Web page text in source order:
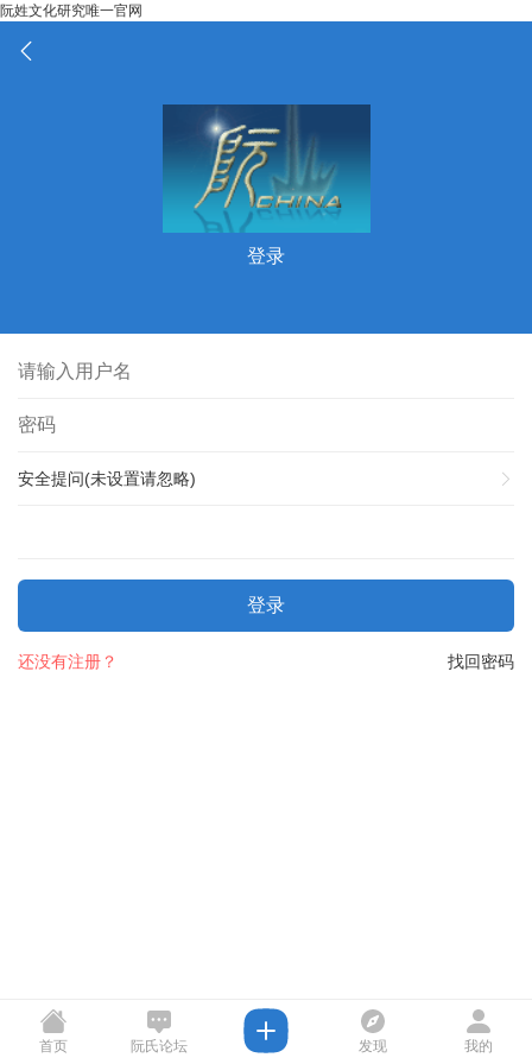
阮姓文化研究唯一官网
登录
安全提问(未设置请忽略)
登录
找回密码
还没有注册？
首页 阮氏论坛 发现 我的